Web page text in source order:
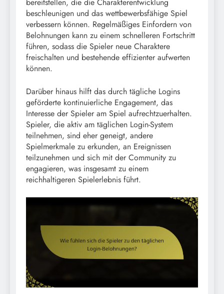
beschleunigen und das wettbewerbsfähige Spiel
verbessern können. Regelmäßiges Einfordern von
Belohnungen kann zu einem schnelleren Fortschritt
führen, sodass die Spieler neue Charaktere
freischalten und bestehende effizienter aufwerten
können.
Darüber hinaus hilft das durch tägliche Logins
geförderte kontinuierliche Engagement, das
Interesse der Spieler am Spiel aufrechtzuerhalten.
Spieler, die aktiv am täglichen Login-System
teilnehmen, sind eher geneigt, andere
Spielmerkmale zu erkunden, an Ereignissen
teilzunehmen und sich mit der Community zu
engagieren, was insgesamt zu einem
reichhaltigeren Spielerlebnis führt.